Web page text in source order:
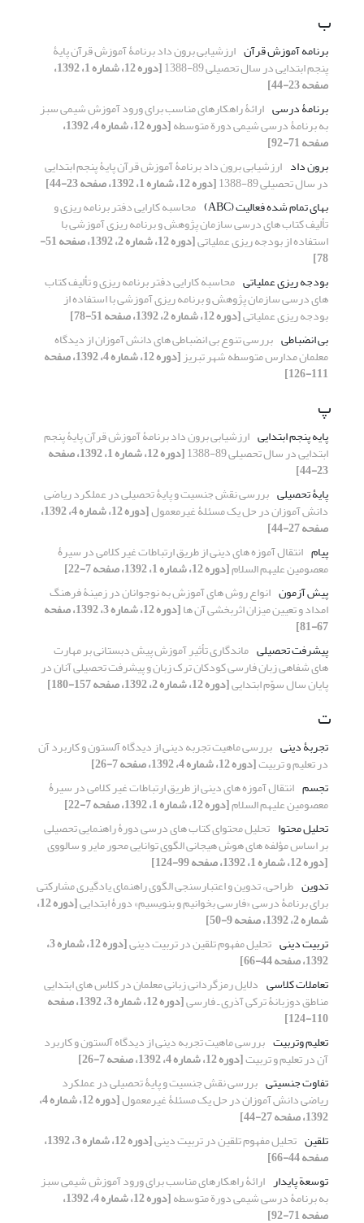
ب
برنامه آموزش قرآن ارزشیابی برون داد برنامۀ آموزش قرآن پایۀ
پنجم ابتدایی در سال تحصیلی 89-1388 [دوره 12، شماره 1، 1392،
صفحه 23-44]
برنامۀ درسی ارائۀ راهکارهای مناسب برای ورود آموزش شیمی سبز
به برنامۀ درسی شیمی دورة متوسطه [دوره 12، شماره 4، 1392،
صفحه 71-92]
برون داد ارزشیابی برون داد برنامۀ آموزش قرآن پایۀ پنجم ابتدایی
در سال تحصیلی 89-1388
[دوره 12، شماره 1، 1392، صفحه 23-44]
بهای تمام شده فعالیت (ABC)
محاسبه کارایی دفتر برنامه ریزی و
تألیف کتاب های درسی سازمان پژوهش و برنامه ریزی آموزشی با
استفاده از بودجه ریزی عملیاتی [دوره 12، شماره 2، 1392، صفحه 51-
78]
بودجه ریزی عملیاتی محاسبه کارایی دفتر برنامه ریزی و تألیف کتاب
های درسی سازمان پژوهش و برنامه ریزی آموزشی با استفاده از
بودجه ریزی عملیاتی[دوره 12، شماره 2، 1392، صفحه 51-78]
بی انضباطی بررسی تنوع بی انضباطی های دانش آموزان از دیدگاه
معلمان مدارس متوسطه شهر تبریز [دوره 12، شماره 4، 1392، صفحه
111-126]
پ
پایه پنجم ابتدایی ارزشیابی برون داد برنامۀ آموزش قرآن پایۀ پنجم
ابتدایی در سال تحصیلی 89-1388 [دوره 12، شماره 1، 1392، صفحه
23-44]
پایۀ تحصیلی بررسی نقش جنسیت و پایۀ تحصیلی در عملکرد ریاضی
دانش آموزان در حل یک مسئلۀ غیرمعمول [دوره 12، شماره 4، 1392،
صفحه 27-44]
پیام انتقال آموزه های دینی از طریق ارتباطات غیر کلامی در سیرۀ
معصومین علیهم السلام[دوره 12، شماره 1، 1392، صفحه 7-22]
پیش آزمون انواع روش های آموزش به نوجوانان در زمینۀ فرهنگ
امداد و تعیین میزان اثربخشی آن ها [دوره 12، شماره 3، 1392، صفحه
67-81]
پیشرفت تحصیلی ماندگاری تأثیرِ آموزش پیش دبستانی بر مهارت
های شفاهی زبان فارسی کودکان ترک زبان و پیشرفت تحصیلی آنان در
پایان سال سوّم ابتدایی[دوره 12، شماره 2، 1392، صفحه 157-180]
ت
تجربۀ دینی بررسی ماهیت تجربه دینی از دیدگاه آلستون و کاربرد آن
در تعلیم و تربیت[دوره 12، شماره 4، 1392، صفحه 7-26]
تجسم انتقال آموزه های دینی از طریق ارتباطات غیر کلامی در سیرۀ
معصومین علیهم السلام[دوره 12، شماره 1، 1392، صفحه 7-22]
تحلیل محتوا تحلیل محتوای کتاب های درسی دورۀ راهنمایی تحصیلی
بر اساس مؤلفه های هوش هیجانی الگوی توانایی محور مایر و سالووی
[دوره 12، شماره 1، 1392، صفحه 99-124]
تدوین طراحی، تدوین و اعتبارسنجی الگوی راهنمای یادگیری مشارکتی
برای برنامۀ درسی «فارسی بخوانیم و بنویسیم» دورۀ ابتدایی [دوره 12،
شماره 2، 1392، صفحه 9-50]
تربیت دینی تحلیل مفهوم تلقین در تربیت دینی [دوره 12، شماره 3،
1392، صفحه 44-66]
تعاملات کلاسی دلایل رمزگردانی زبانی معلمان در کلاس های ابتدایی
مناطق دوزبانۀ ترکی آذری ـ فارسی [دوره 12، شماره 3، 1392، صفحه
110-124]
تعلیم وتربیت بررسی ماهیت تجربه دینی از دیدگاه آلستون و کاربرد
آن در تعلیم و تربیت[دوره 12، شماره 4، 1392، صفحه 7-26]
تفاوت جنسیتی بررسی نقش جنسیت و پایۀ تحصیلی در عملکرد
ریاضی دانش آموزان در حل یک مسئلۀ غیرمعمول [دوره 12، شماره 4،
1392، صفحه 27-44]
تلقین تحلیل مفهوم تلقین در تربیت دینی [دوره 12، شماره 3، 1392،
صفحه 44-66]
توسعة پایدار ارائۀ راهکارهای مناسب برای ورود آموزش شیمی سبز
به برنامۀ درسی شیمی دورة متوسطه [دوره 12، شماره 4، 1392،
صفحه 71-92]